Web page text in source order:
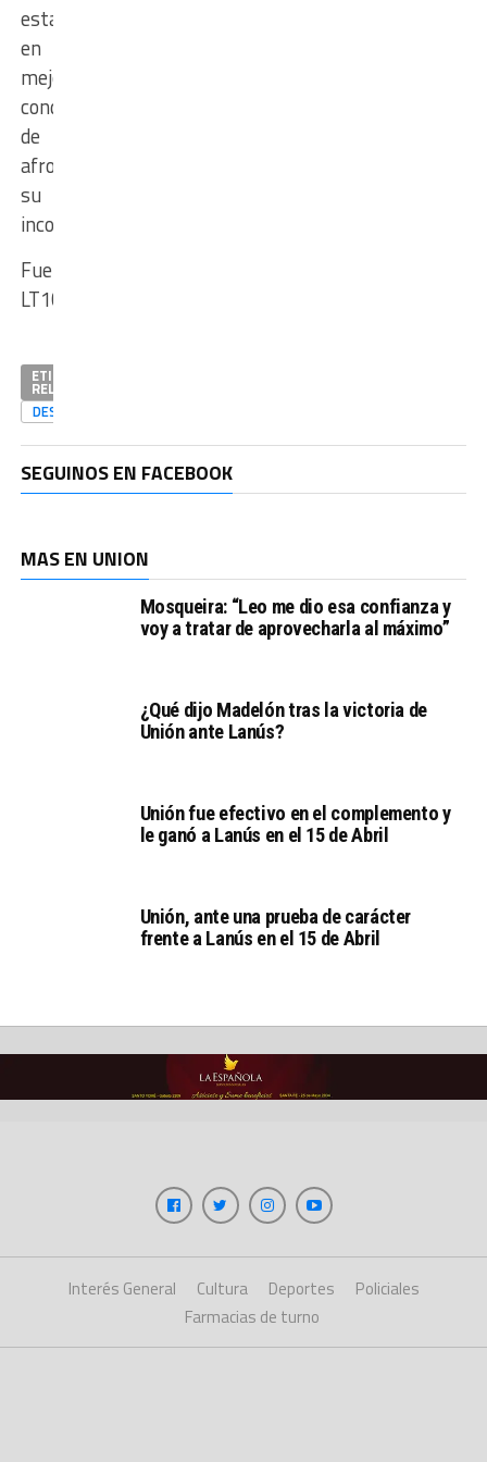
estaría
en
mejores
condiciones
de
afrontar
su
incorporación.
Fuente:
LT10
ETIQUETAS
RELACIONADAS
DESTACADAS
SEGUINOS EN FACEBOOK
MAS EN UNION
Mosqueira: “Leo me dio esa confianza y
voy a tratar de aprovecharla al máximo”
¿Qué dijo Madelón tras la victoria de
Unión ante Lanús?
Unión fue efectivo en el complemento y
le ganó a Lanús en el 15 de Abril
Unión, ante una prueba de carácter
frente a Lanús en el 15 de Abril
Interés General Cultura Deportes
Policiales
Farmacias de turno